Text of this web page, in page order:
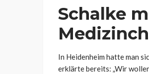
Schalke
In Heidenheim hatte man
erklärte bereits: „Wir